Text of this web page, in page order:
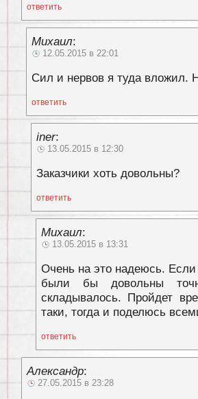
ответить
Михаил:
12.05.2015 в 22:01
Сил и нервов я туда вложил.
ответить
iner:
13.05.2015 в 12:30
Заказчики хоть довольны?
ответить
Михаил:
13.05.2015 в 13:31
Очень на это надеюсь.
были бы довольны
складывалось. Пройдет
таки, тогда и поделюсь
ответить
Александр:
27.05.2015 в 23:28